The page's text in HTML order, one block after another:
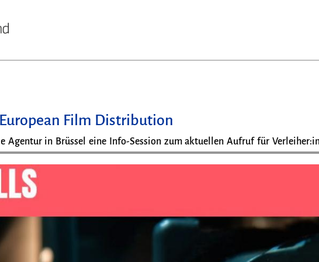
Film Distribution
Agentur in Brüssel eine Info-Session zum aktuellen Aufruf für